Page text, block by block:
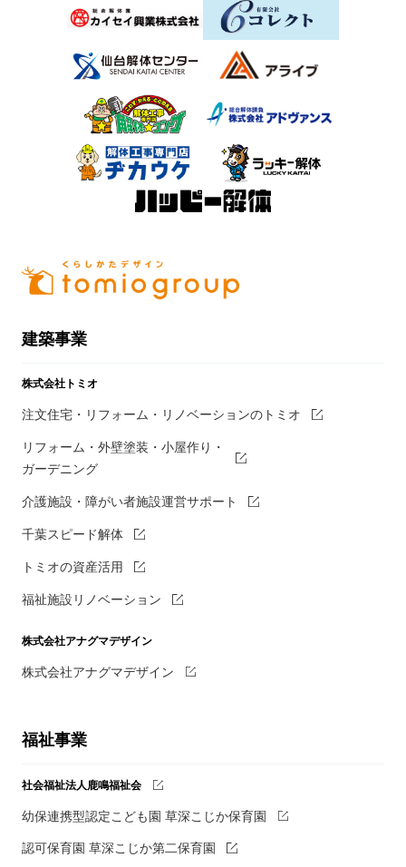
建築事業
株式会社トミオ
注文住宅・リフォーム・リノベーションのトミオ
リフォーム・外壁塗装・小屋作り・
ガーデニング
介護施設・障がい者施設運営サポート
千葉スピード解体
トミオの資産活用
福祉施設リノベーション
株式会社アナグマデザイン
株式会社アナグマデザイン
福祉事業
社会福祉法人鹿鳴福祉会
幼保連携型認定こども園 草深こじか保育園
認可保育園 草深こじか第二保育園